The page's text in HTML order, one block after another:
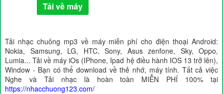
Tải về máy
Tải nhạc chuông mp3 về máy miễn phí cho điện thoại Android:
Nokia, Samsung, LG, HTC, Sony, Asus zenfone, Sky, Oppo,
Lumia... Tải về máy iOs (IPhone, Ipad hệ điều hành IOS 13 trở lên),
Window - Bạn có thể download về thẻ nhớ, máy tính. Tất cả việc
Nghe và Tải nhạc là hoàn toàn MIỄN PHÍ 100% tại
https://nhacchuong123.com/